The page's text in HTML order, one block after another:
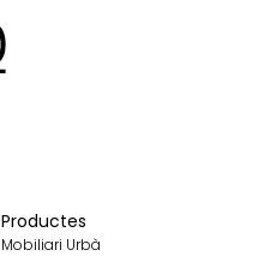
Productes
Mobiliari Urbà